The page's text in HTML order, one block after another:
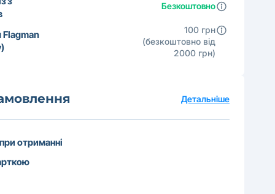
Безкоштовно
100 грн
(безкоштовно від
2000 грн)
Детальніше
отриманні